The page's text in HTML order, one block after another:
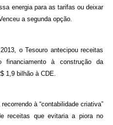
energia para as tarifas ou deixar
a segunda opção.
o Tesouro antecipou receitas
à construção da
1,9 bilhão à CDE.
à “contabilidade criativa”
receitas que evitaria a piora no